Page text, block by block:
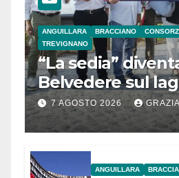
ANGUILLARA BRACCIANO
TREVIGNANO
“La sedia”
Belvedere sul
Bracciano: ieri
l’inaugurazione
7 AGOSTO 2026
ANGUILLARA